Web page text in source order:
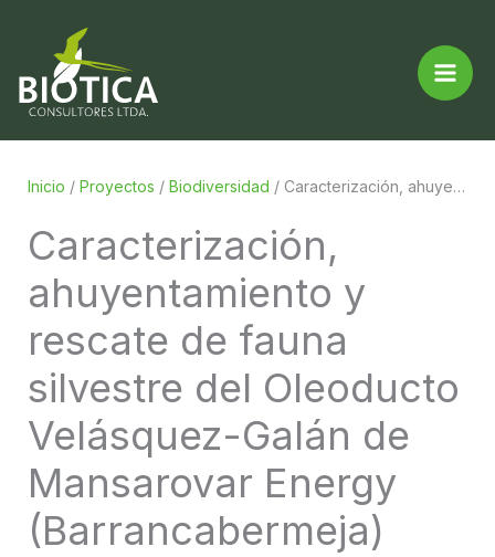
contenido
Inicio /Proyectos /Biodiversidad / Caracterización, ahuyentamiento y rescate de fauna silvestre del Oleoducto Velásquez-Galán de Mansarovar Energy (Barrancabermeja)
Caracterización,
ahuyentamiento y
rescate de fauna
silvestre del Oleoducto
Velásquez-Galán de
Mansarovar Energy
(Barrancabermeja)